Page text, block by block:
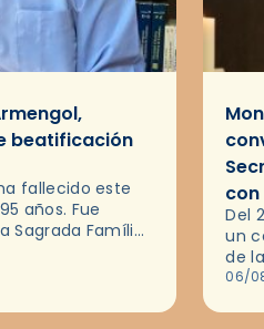
beatificación
fallecido este
años. Fue
Sagrada Família
Del
un
de
en
06/